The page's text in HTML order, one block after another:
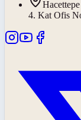
4. Kat Ofis